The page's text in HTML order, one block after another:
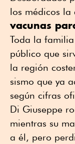
los médicos
vacunas
Toda la
público que
la región
sismo que ya
según cifras
Di Giuseppe
mientras su
a él, pero